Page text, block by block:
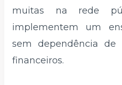
muitas na rede
implementem um
sem dependência de
financeiros.